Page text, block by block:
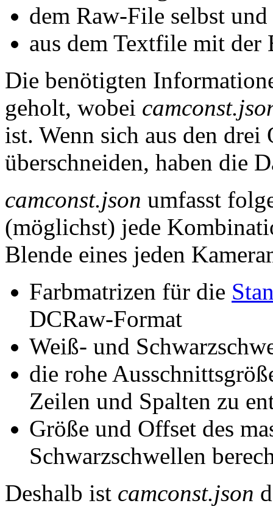
dem Raw-File selbst und
aus dem Textfile mit der
Die benötigten
geholt, wobei
ist. Wenn sich aus den
überschneiden, haben die
camconst.json umfasst
(möglichst) jede
Blende eines jeden
Farbmatrizen für die
DCRaw-Format
Weiß- und
die rohe
Zeilen und Spalten zu
Größe und Offset des
Schwarzschwellen
Deshalb ist camconst.json